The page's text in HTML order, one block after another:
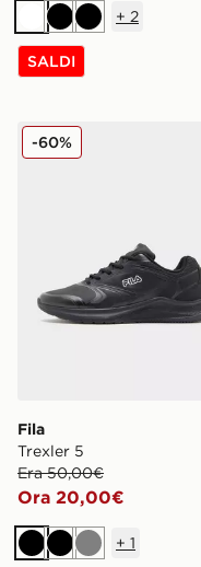
Bianco
NeroNero
+ 2
SALDI
Fila Trexler 5
Fila
Trexler 5
Era 50,00€
Ora 20,00€
-60%
NeroNeroGrigio
+ 1